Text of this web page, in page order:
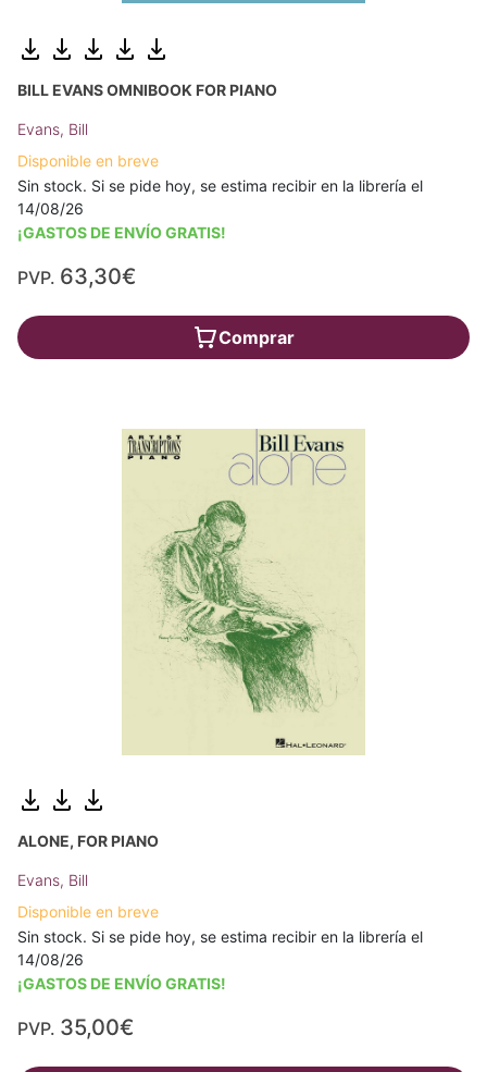
BILL EVANS OMNIBOOK FOR PIANO
Evans, Bill
Disponible en breve
Sin stock. Si se pide hoy, se estima recibir en la librería el
14/08/26
¡GASTOS DE ENVÍO GRATIS!
PVP. 63,30€
Comprar
ALONE, FOR PIANO
Evans, Bill
Disponible en breve
Sin stock. Si se pide hoy, se estima recibir en la librería el
14/08/26
¡GASTOS DE ENVÍO GRATIS!
PVP. 35,00€